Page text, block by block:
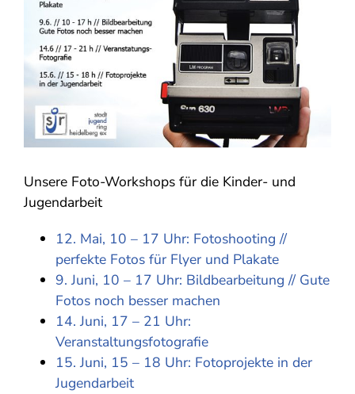
Unsere Foto-Workshops für die Kinder- und
Jugendarbeit
12. Mai, 10 – 17 Uhr: Fotoshooting //
perfekte Fotos für Flyer und Plakate
9. Juni, 10 – 17 Uhr: Bildbearbeitung // Gute
Fotos noch besser machen
14. Juni, 17 – 21 Uhr:
Veranstaltungsfotografie
15. Juni, 15 – 18 Uhr: Fotoprojekte in der
Jugendarbeit